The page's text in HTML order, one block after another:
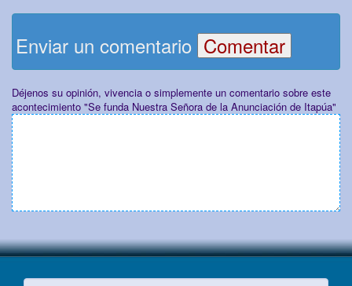
Enviar un comentario
Déjenos su opinión, vivencia o simplemente un comentario sobre este
acontecimiento "Se funda Nuestra Señora de la Anunciación de Itapúa"